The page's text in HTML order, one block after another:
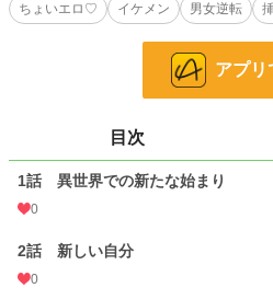
228,619 位 / 228,619 件
66,320 位 / 66,320 件
文字数 11,413
初回公開日時
ちょいエロ♡
イケメン 男女逆転
アプリ
目次
1話 異世界での新たな始まり
0
2話 新しい自分
0